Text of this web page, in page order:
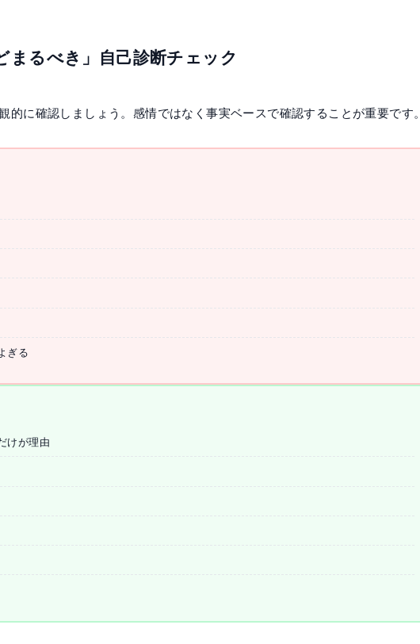
まるべき」自己診断チェック
的に確認しましょう。感情ではなく事実ベースで確認することが重要です。
ぎる
けが理由